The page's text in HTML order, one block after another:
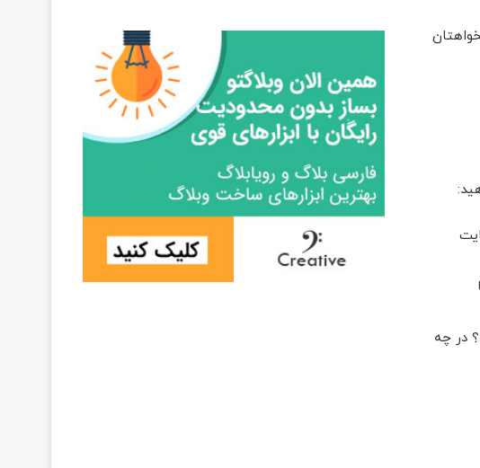
در چه